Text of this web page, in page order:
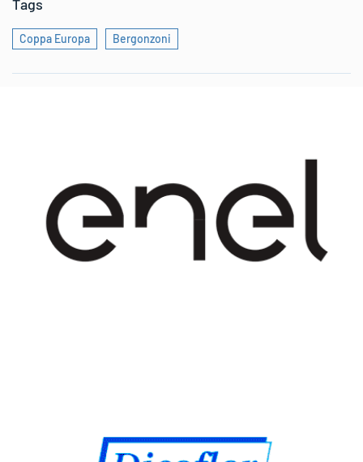
Tags
Coppa Europa Bergonzoni